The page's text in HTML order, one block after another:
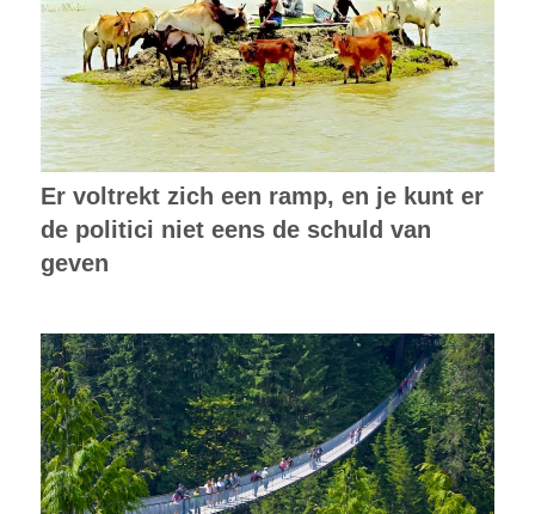
Er voltrekt zich een ramp, en je kunt er
de politici niet eens de schuld van
geven